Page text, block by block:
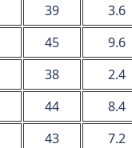
39 3.6
45 9.6
38 2.4
44 8.4
43 7.2